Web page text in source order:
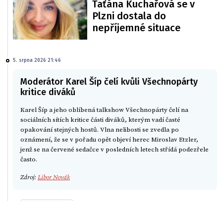
Taťána Kuchařová se v
Plzni dostala do
nepříjemné situace
5. srpna 2026 21:46
Moderátor Karel Šíp čelí kvůli Všechnopárty
kritice diváků
Karel Šíp a jeho oblíbená talkshow Všechnopárty čelí na
sociálních sítích kritice části diváků, kterým vadí časté
opakování stejných hostů. Vlna nelibosti se zvedla po
oznámení, že se v pořadu opět objeví herec Miroslav Etzler,
jenž se na červené sedačce v posledních letech střídá podezřele
často.
Zdroj:Libor Novák